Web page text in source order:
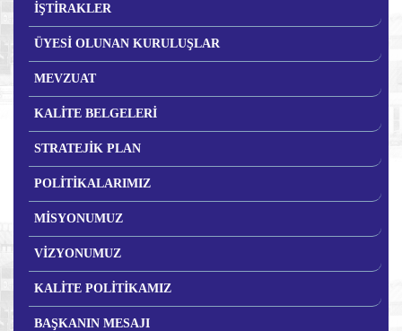
İŞTİRAKLER
ÜYESİ OLUNAN KURULUŞLAR
MEVZUAT
KALİTE BELGELERİ
STRATEJİK PLAN
POLİTİKALARIMIZ
MİSYONUMUZ
VİZYONUMUZ
KALİTE POLİTİKAMIZ
BAŞKANIN MESAJI